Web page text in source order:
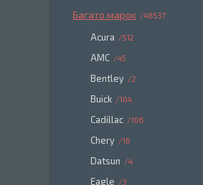
Багато марок 48537
Acura 512
AMC 45
Bentley 2
Buick 104
Cadillac 106
Chery 16
Datsun 4
Eagle 3